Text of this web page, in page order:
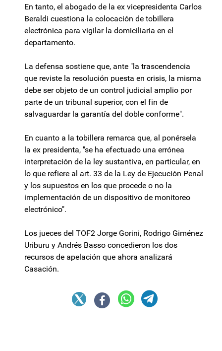
En tanto, el abogado de la ex vicepresidenta Carlos
Beraldi cuestiona la colocación de tobillera
electrónica para vigilar la domiciliaria en el
departamento.
La defensa sostiene que, ante "la trascendencia
que reviste la resolución puesta en crisis, la misma
debe ser objeto de un control judicial amplio por
parte de un tribunal superior, con el fin de
salvaguardar la garantía del doble conforme".
En cuanto a la tobillera remarca que, al ponérsela
la ex presidenta, "se ha efectuado una errónea
interpretación de la ley sustantiva, en particular, en
lo que refiere al art. 33 de la Ley de Ejecución Penal
y los supuestos en los que procede o no la
implementación de un dispositivo de monitoreo
electrónico".
Los jueces del TOF2 Jorge Gorini, Rodrigo Giménez
Uriburu y Andrés Basso concedieron los dos
recursos de apelación que ahora analizará
Casación.